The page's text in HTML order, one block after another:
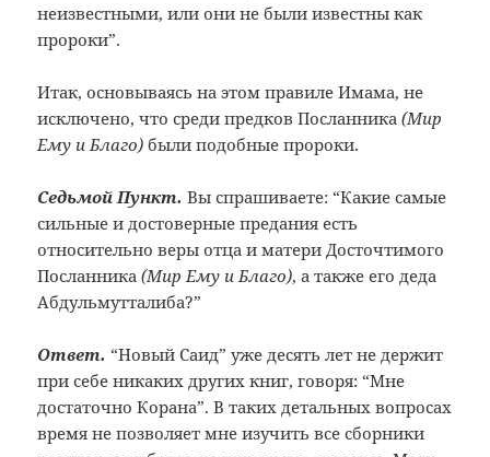
неизвестными, или они не были известны как
пророки”.
Итак, основываясь на этом правиле Имама, не
исключено, что среди предков Посланника(Мир
Ему и Благо) были подобные пророки.
Седьмой Пункт.Вы спрашиваете: “Какие самые
сильные и достоверные предания есть
относительно веры отца и матери Досточтимого
Посланника(Мир Ему и Благо), а также его деда
Абдульмутталиба?”
Ответ. “Новый Саид” уже десять лет не держит
при себе никаких других книг, говоря: “Мне
достаточно Корана”. В таких детальных вопросах
время не позволяет мне изучить все сборники